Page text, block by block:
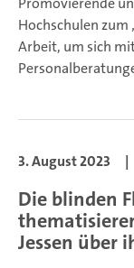
Hochschulen zum
Arbeit, um sich
3. August 2023 |
Die blinden
Jessen über